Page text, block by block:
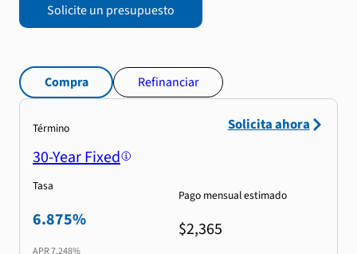
Solicite un presupuesto
Compra Refinanciar
Término
30-Year Fixed
Tasa
6.875%
APR7.248%
Pago mensual estimado
$2,365
Solicita ahora